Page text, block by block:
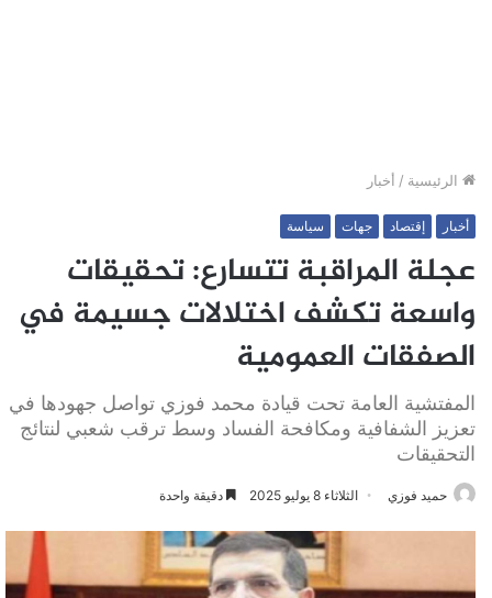
الرئيسية / أخبار
أخبار إقتصاد جهات سياسة
عجلة المراقبة تتسارع: تحقيقات
واسعة تكشف اختلالات جسيمة في
الصفقات العمومية
المفتشية العامة تحت قيادة محمد فوزي تواصل جهودها في
تعزيز الشفافية ومكافحة الفساد وسط ترقب شعبي لنتائج
التحقيقات
حميد فوزي الثلاثاء 8 يوليو 2025 دقيقة واحدة